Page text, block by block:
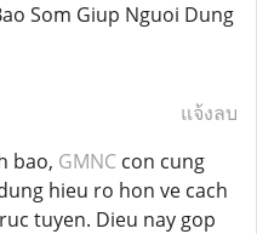
Som Giup Nguoi Dung
แจ้งลบ
bao, GMNC con cung
hieu ro hon ve cach
tuyen. Dieu nay gop